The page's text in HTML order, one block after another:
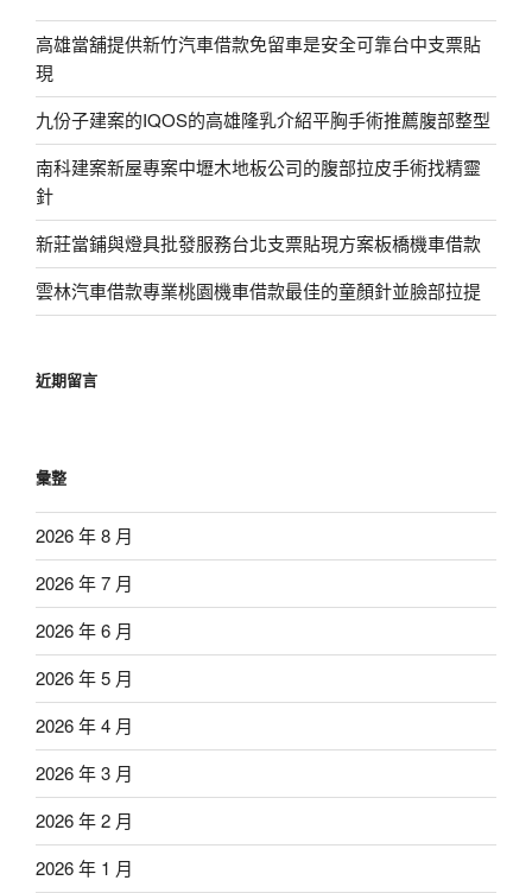
高雄當舖提供新竹汽車借款免留車是安全可靠台中支票貼
現
九份子建案的IQOS的高雄隆乳介紹平胸手術推薦腹部整型
南科建案新屋專案中壢木地板公司的腹部拉皮手術找精靈
針
新莊當鋪與燈具批發服務台北支票貼現方案板橋機車借款
雲林汽車借款專業桃園機車借款最佳的童顏針並臉部拉提
近期留言
彙整
2026 年 8 月
2026 年 7 月
2026 年 6 月
2026 年 5 月
2026 年 4 月
2026 年 3 月
2026 年 2 月
2026 年 1 月